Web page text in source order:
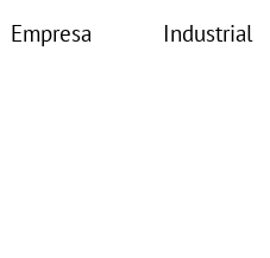
Empresa Industrial